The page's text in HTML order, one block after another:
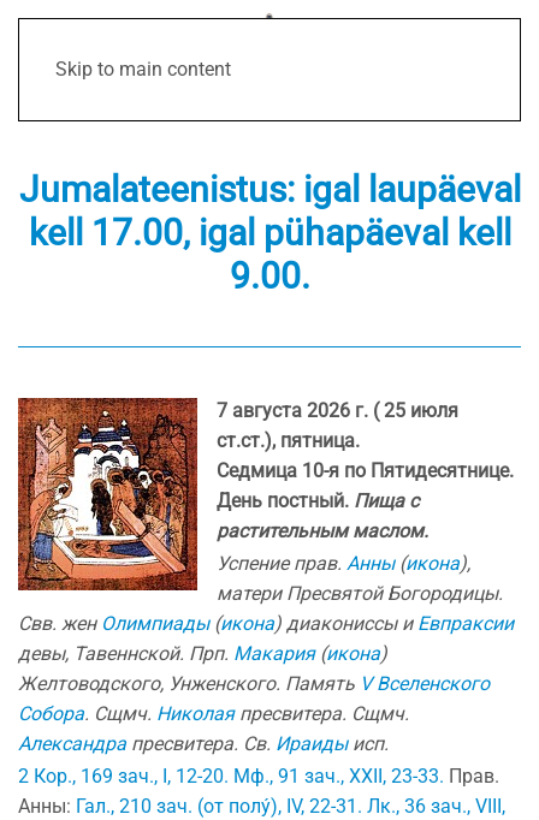
Skip to main content
Jumalateenistus: igal laupäeval
kell 17.00, igal pühapäeval kell
9.00.
7 августа 2026 г. ( 25 июля
ст.ст.), пятница.
Седмица 10-я по Пятидесятнице.
День постный. Пища с
растительным маслом.
Успение прав. Анны(икона),
матери Пресвятой Богородицы.
Свв. жен Олимпиады(икона) диакониссы и Евпраксии
девы, Тавеннской. Прп. Макария(икона)
Желтоводского, Унженского. Память V Вселенского
Собора. Сщмч. Николаяпресвитера. Сщмч.
Александра пресвитера. Св. Ираидыисп.
2 Кор., 169 зач., I, 12-20. Мф., 91 зач., XXII, 23-33. Прав.
Анны: Гал., 210 зач. (от полу́), IV, 22-31. Лк., 36 зач., VIII,